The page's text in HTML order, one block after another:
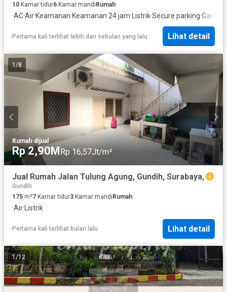
10 Kamar tidur6 Kamar mandiRumah
·AC·Air·Keamanan·Keamanan 24 jam· Listrik·Secure parking·Garasi
Pertama kali terlihat lebih dari sebulan yang lalu Lihat detail
1 /8
Rumah·dijual
Rp 2,90MRp 16,57Jt/m²
Jual Rumah Jalan Tulung Agung, Gundih, Surabaya,
Gundih
175 m²7 Kamar tidur3 Kamar mandi Rumah
·Air·Listrik
Pertama kali terlihat bulan lalu Lihat detail
1/12